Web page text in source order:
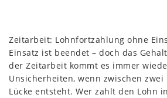
Zeitarbeit: Lohnfortzahlung ohne
Einsatz ist beendet – doch das
der Zeitarbeit kommt es immer
Unsicherheiten, wenn zwischen zwei
Lücke entsteht. Wer zahlt den Lohn